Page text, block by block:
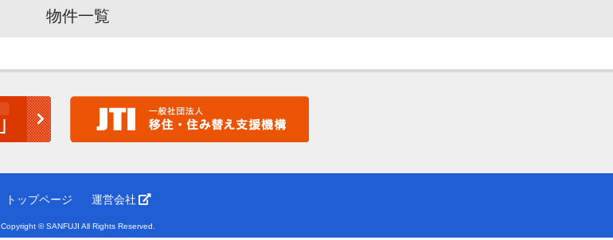
物件一覧
トップページ 運営会社
Copyright © SANFUJI All Rights Reserved.